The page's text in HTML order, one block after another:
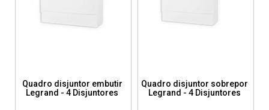
Quadro disjuntor embutir
Legrand - 4 Disjuntores
Quadro disjuntor sobrepor
Legrand - 4 Disjuntores